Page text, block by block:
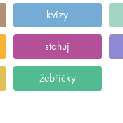
kvízy
stahuj
žebříčky